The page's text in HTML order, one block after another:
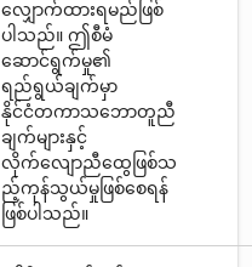
လျှောက်ထားရမည်ဖြစ်
ပါသည်။ ဤစီမံ
ဆောင်ရွက်မှု၏
ရည်ရွယ်ချက်မှာ
နိုင်ငံတကာသဘောတူညီ
ချက်များနှင့်
လိုက်လျောညီထွေဖြစ်သ
ည့်ကုန်သွယ်မှုဖြစ်စေရန်
ဖြစ်ပါသည်။